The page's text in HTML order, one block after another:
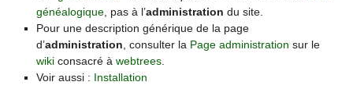
généalogique, pas à l’administration du site.
Pour une description générique de la page
d’administration , consulter la Page administration sur le
wikiconsacré à webtrees.
Voir aussi : Installation